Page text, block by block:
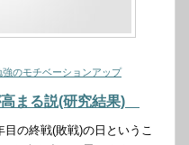
強のモチベーションアップ
まる説(研究結果)
の終戦(敗戦)の日というこ